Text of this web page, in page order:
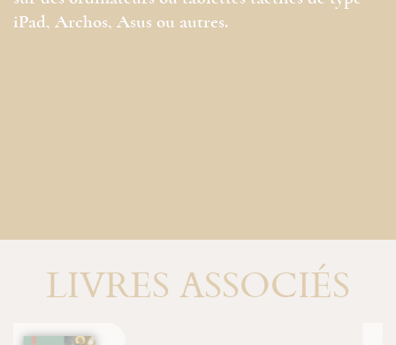
iPad, Archos, Asus ou autres.
LIVRES ASSOCIÉS